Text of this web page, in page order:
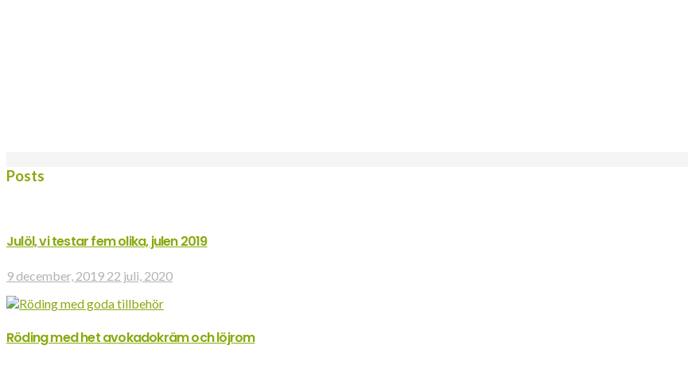
Posts
Julöl, vi testar fem olika, julen 2019
9 december, 2019 22 juli, 2020
Röding med het avokadokräm och löjrom